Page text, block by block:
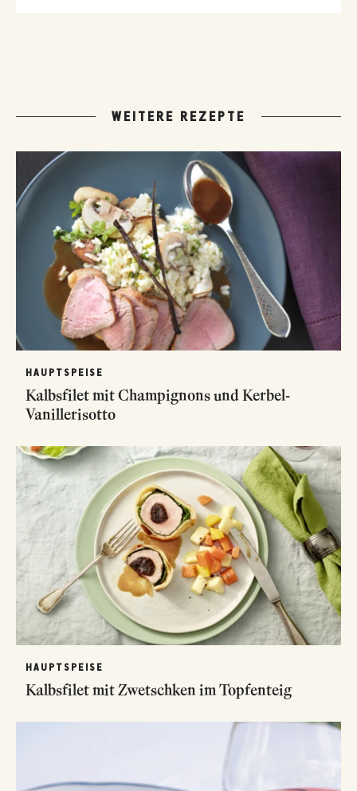
WEITERE REZEPTE
HAUPTSPEISE
Kalbsfilet mit Champignons und Kerbel-
Vanillerisotto
HAUPTSPEISE
Kalbsfilet mit Zwetschken im Topfenteig